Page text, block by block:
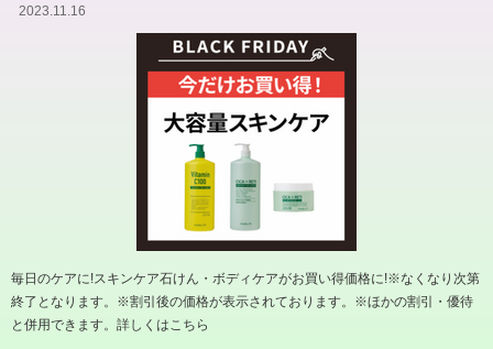
2023.11.16
毎日のケアに!スキンケア石けん・ボディケアがお買い得価格に!※なくなり次第
終了となります。※割引後の価格が表示されております。※ほかの割引・優待
と併用できます。詳しくはこちら